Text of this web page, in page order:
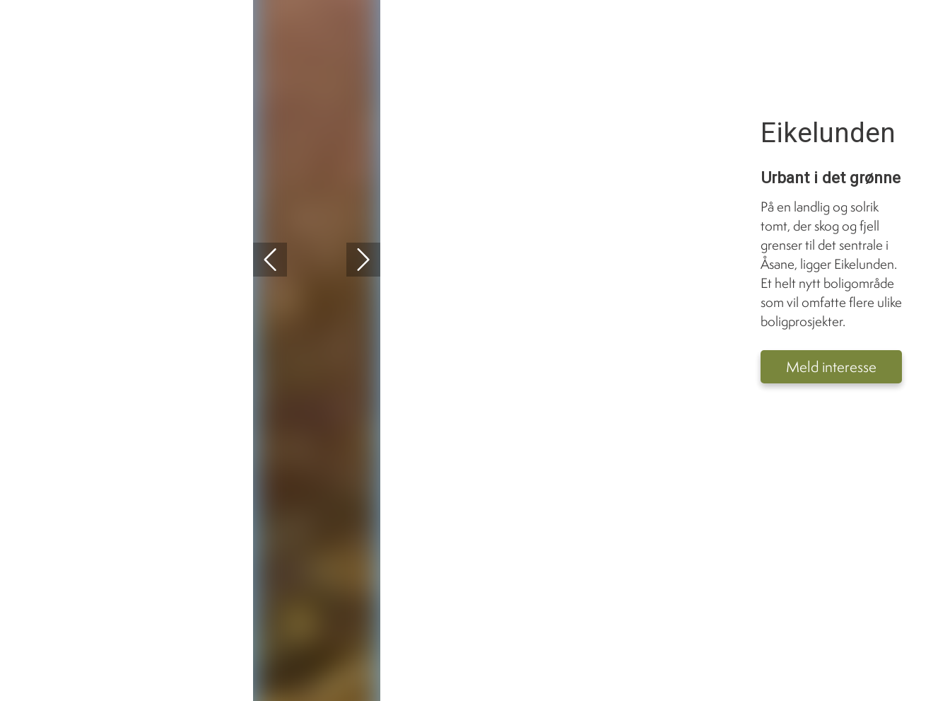
Eikelunden
Urbant i det grønne
På en landlig og solrik
tomt, der skog og fjell
grenser til det sentrale i
Åsane, ligger Eikelunden.
Et helt nytt boligområde
som vil omfatte flere ulike
boligprosjekter.
Meld interesse